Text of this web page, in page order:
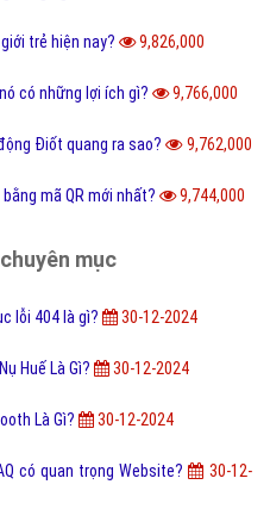
trẻ hiện nay? 9,826,000
có những lợi ích gì? 9,766,000
Điốt quang ra sao? 9,762,000
mã QR mới nhất? 9,744,000
mục
lỗi 404 là gì? 30-12-2024
Huế Là Gì? 30-12-2024
Là Gì? 30-12-2024
có quan trọng Website?
30-12-